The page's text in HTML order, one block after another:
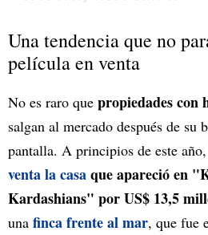
Una tendencia que no
película en venta
No es raro que propiedades con
salgan al mercado después de su
pantalla. A principios de este año,
venta la casaque apareció en
Kardashians" por US$ 13,5
una finca frente al mar, que fue